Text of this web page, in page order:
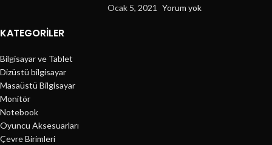
Ocak 5, 2021 Yorum yok
KATEGORILER
Bilgisayar ve Tablet
Dizüstü bilgisayar
Masaüstü Bilgisayar
Monitör
Notebook
Oyuncu Aksesuarları
Çevre Birimleri